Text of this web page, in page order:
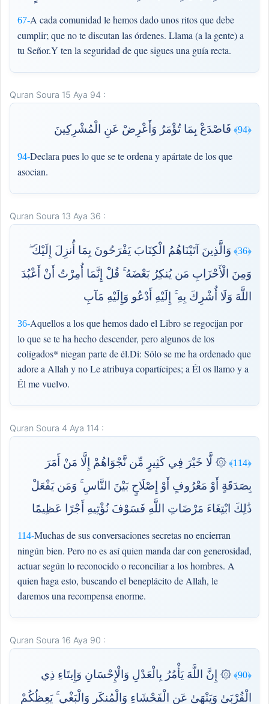
67-A cada comunidad le hemos dado unos ritos que debe
cumplir; que no te discutan las órdenes. Llama (a la gente) a
tu Señor.Y ten la seguridad de que sigues una guía recta.
Quran Soura 15 Aya 94 :
﴿94﴾ فَاصْدَعْ بِمَا تُؤْمَرُ وَأَعْرِضْ عَنِ الْمُشْرِكِينَ
94-Declara pues lo que se te ordena y apártate de los que
asocian.
Quran Soura 13 Aya 36 :
﴿36﴾
وَالَّذِينَ آتَيْنَاهُمُ الْكِتَابَ يَفْرَحُونَ بِمَا أُنزِلَ إِلَيْكَ ۖ
وَمِنَ الْأَحْزَابِ مَن يُنكِرُ بَعْضَهُ ۚ قُلْ إِنَّمَا أُمِرْتُ أَنْ أَعْبُدَ
اللَّهَ وَلَا أُشْرِكَ بِهِ ۚ إِلَيْهِ أَدْعُو وَإِلَيْهِ مَآبِ
36-Aquellos a los que hemos dado el Libro se regocijan por
lo que se te ha hecho descender, pero algunos de los
coligados* niegan parte de él.Di: Sólo se me ha ordenado que
adore a Allah y no Le atribuya copartícipes; a Él os llamo y a
Él me vuelvo.
Quran Soura 4 Aya 114 :
﴿114﴾
۞ لَّا خَيْرَ فِي كَثِيرٍ مِّن نَّجْوَاهُمْ إِلَّا مَنْ أَمَرَ
بِصَدَقَةٍ أَوْ مَعْرُوفٍ أَوْ إِصْلَاحٍ بَيْنَ النَّاسِ ۚ وَمَن يَفْعَلْ
ذَٰلِكَ ابْتِغَاءَ مَرْضَاتِ اللَّهِ فَسَوْفَ نُؤْتِيهِ أَجْرًا عَظِيمًا
114-Muchas de sus conversaciones secretas no encierran
ningún bien. Pero no es así quien manda dar con generosidad,
actuar según lo reconocido o reconciliar a los hombres. A
quien haga esto, buscando el beneplácito de Allah, le
daremos una recompensa enorme.
Quran Soura 16 Aya 90 :
﴿90﴾
۞ إِنَّ اللَّهَ يَأْمُرُ بِالْعَدْلِ وَالْإِحْسَانِ وَإِيتَاءِ ذِي
الْقُرْبَىٰ وَيَنْهَىٰ عَنِ الْفَحْشَاءِ وَالْمُنكَرِ وَالْبَغْيِ ۚ يَعِظُكُمْ